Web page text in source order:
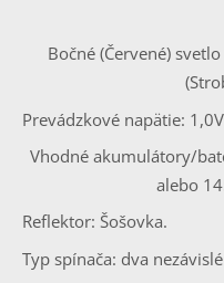
Bočné (Červené)
Prevádzkové napätie:
Vhodné akumulátory/
alebo
Reflektor: Šošovka.
Typ spínača: dva